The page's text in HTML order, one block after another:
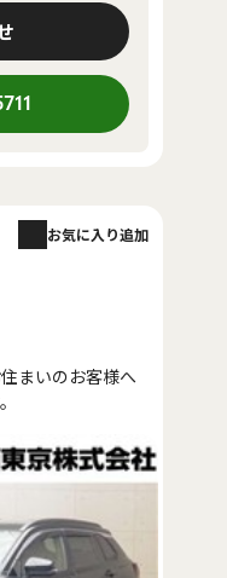
お気に入り追加
まいのお客様へ